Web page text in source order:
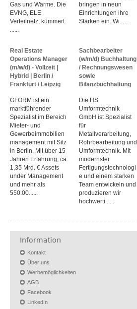
Gas und Wärme. Die
EVNG, ELE
Verteilnetz, kümmert
bringen in neun
Einrichtungen ihre
Stärken ein. Wi......
Real Estate
Operations Manager
(m/w/d) - Vollzeit |
Hybrid | Berlin /
Frankfurt / Leipzig
GFORM ist ein
marktführender
Spezialist im Bereich
Mieter- und
Gewerbeimmobilien
management mit Sitz
in Berlin. Mit über 15
Jahren Erfahrung, ca.
1,35 Mrd. € Assets
under Management
und mehr als
550.00......
Sachbearbeiter
(w/m/d) Buchhaltung
/ Rechnungswesen
sowie
Bilanzbuchhaltung
Die HS
Umformtechnik
GmbH ist Spezialist
für
Metallverarbeitung,
Rohrbearbeitung und
Umformtechnik. Mit
modernster
Fertigungstechnologi
e und einem starken
Team entwickeln und
produzieren wir
hochwerti......
Information
Kontakt
Über uns
Werbemöglichkeiten
AGB
Facebook
LinkedIn